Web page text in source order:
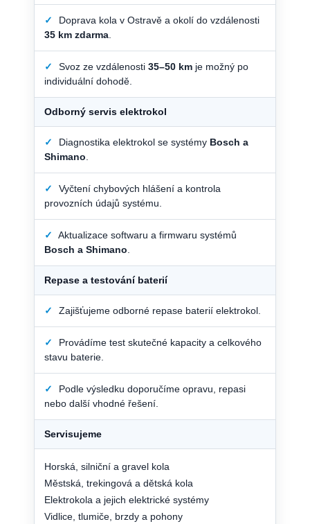
✓
Doprava kola v Ostravě a okolí do vzdálenosti
35 km zdarma
✓ Svoz ze vzdálenosti 35–50 km je možný po
individuální dohodě.
Odborný servis elektrokol
✓ Diagnostika elektrokol se systémy Bosch a
Shimano
✓
Vyčtení chybových hlášení a kontrola
provozních údajů systému.
✓
Aktualizace softwaru a firmwaru systémů
Bosch a Shimano
Repase a testování baterií
✓ Zajišťujeme odborné repase baterií elektrokol.
✓
Provádíme test skutečné kapacity a celkového
stavu baterie.
✓
Podle výsledku doporučíme opravu, repasi
nebo další vhodné řešení.
Servisujeme
Horská, silniční a gravel kola
Městská, trekingová a dětská kola
Elektrokola a jejich elektrické systémy
Vidlice, tlumiče, brzdy a pohony